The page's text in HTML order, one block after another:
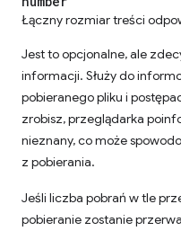
Łączny rozmiar treści
Jest to opcjonalne, ale
informacji. Służy do
pobieranego pliku i
zrobisz, przeglądarka
nieznany, co może
z pobierania.
Jeśli liczba pobrań w tle
pobieranie zostanie